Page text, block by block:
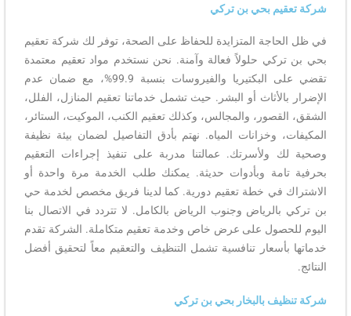
شركة تعقيم بحي بن تركي
في ظل الحاجة المتزايدة للحفاظ على الصحة، توفر لك شركة تعقيم
بحي بن تركي حلولاً فعالة وآمنة. نحن نستخدم مواد تعقيم معتمدة
تقضي على البكتيريا والفيروسات بنسبة 99.9%، مع ضمان عدم
الإضرار بالأثاث أو البشر. حيث تشمل خدماتنا تعقيم المنازل، الفلل،
الشقق، القصور، والمجالس، وكذلك تعقيم الكنب، الموكيت، الستائر،
المكيفات، وخزانات المياه. نهتم بأدق التفاصيل لضمان بيئة نظيفة
وصحية لك ولأسرتك. عمالتنا مدربة على تنفيذ إجراءات التعقيم
بحرفية تامة وبأدوات حديثة. يمكنك طلب الخدمة مرة واحدة أو
الاشتراك في خطة تعقيم دورية. كما لدينا فريق مخصص لخدمة حي
بن تركي بالرياض وجنوب الرياض بالكامل. لا تتردد في الاتصال بنا
اليوم للحصول على عرض خاص وخدمة تعقيم متكاملة. الشركة تقدم
خدماتها بأسعار تنافسية تشمل التنظيف والتعقيم معاً لتحقيق أفضل
النتائج.
شركة تنظيف بالبخار بحي بن تركي